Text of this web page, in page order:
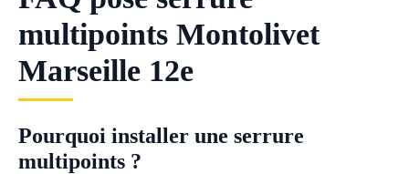
multipoints Montolivet
Marseille 12e
Pourquoi installer une serrure
multipoints ?